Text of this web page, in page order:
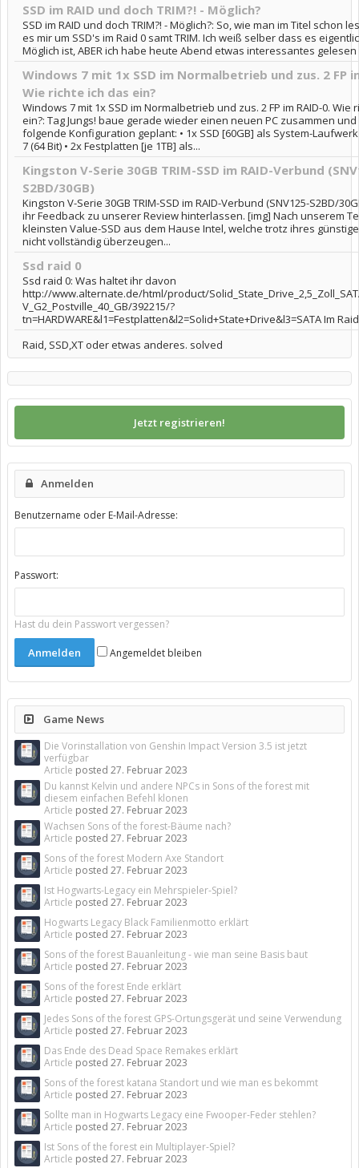
SSD im RAID und doch TRIM?! - Möglich?
SSD im RAID und doch TRIM?! - Möglich?: So, wie man im Titel schon
es mir um SSD's im Raid 0 samt TRIM. Ich weiß selber dass es
Möglich ist, ABER ich habe heute Abend etwas interessantes gelesen
Windows 7 mit 1x SSD im Normalbetrieb und zus. 2 FP
Wie richte ich das ein?
Windows 7 mit 1x SSD im Normalbetrieb und zus. 2 FP im RAID-0. Wie
ein?: Tag Jungs! baue gerade wieder einen neuen PC zusammen
folgende Konfiguration geplant: • 1x SSD [60GB] als System-
7 (64 Bit) • 2x Festplatten [je 1TB] als...
Kingston V-Serie 30GB TRIM-SSD im RAID-Verbund
S2BD/30GB)
Kingston V-Serie 30GB TRIM-SSD im RAID-Verbund (SNV125-S2BD/
ihr Feedback zu unserer Review hinterlassen. [img] Nach unserem
kleinsten Value-SSD aus dem Hause Intel, welche trotz ihres
nicht vollständig überzeugen...
Ssd raid 0
Ssd raid 0: Was haltet ihr davon
http://www.alternate.de/html/product/
V_G2_Postville_40_GB/392215/?
tn=HARDWARE&l1=Festplatten&l2=Solid+State+Drive&l3=SATA Im
Raid, SSD,XT oder etwas anderes. solved
Jetzt registrieren!
Anmelden
Benutzername oder E-Mail-Adresse:
Passwort:
Hast du dein Passwort vergessen?
Angemeldet bleiben
Game News
Die Vorinstallation von Genshin Impact Version 3.5 ist jetzt
verfügbar
Article posted 27. Februar 2023
Du kannst Kelvin und andere NPCs in Sons of the forest mit
diesem einfachen Befehl klonen
Article posted 27. Februar 2023
Wachsen Sons of the forest-Bäume nach?
Article posted 27. Februar 2023
Sons of the forest Modern Axe Standort
Article posted 27. Februar 2023
Ist Hogwarts-Legacy ein Mehrspieler-Spiel?
Article posted 27. Februar 2023
Hogwarts Legacy Black Familienmotto erklärt
Article posted 27. Februar 2023
Sons of the forest Bauanleitung - wie man seine Basis baut
Article posted 27. Februar 2023
Sons of the forest Ende erklärt
Article posted 27. Februar 2023
Jedes Sons of the forest GPS-Ortungsgerät und seine Verwendung
Article posted 27. Februar 2023
Das Ende des Dead Space Remakes erklärt
Article posted 27. Februar 2023
Sons of the forest katana Standort und wie man es bekommt
Article posted 27. Februar 2023
Sollte man in Hogwarts Legacy eine Fwooper-Feder stehlen?
Article posted 27. Februar 2023
Ist Sons of the forest ein Multiplayer-Spiel?
Article posted 27. Februar 2023